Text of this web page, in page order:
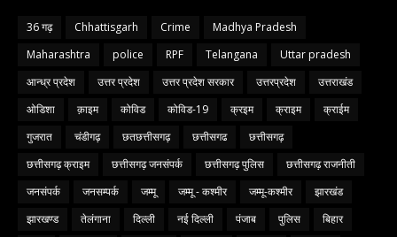
36 गढ़ Chhattisgarh Crime
Madhya Pradesh
Maharashtra
police RPF Telangana
Uttar pradesh
आन्ध्र प्रदेश
उत्तर प्रदेश उत्तर प्रदेश सरकार उत्तरप्रदेश
उत्तराखंड
ओडिशा
क़ाइम कोविड कोविड-19 क्रइम क्राइम
क्राईम
गुजरात
चंडीगढ़ छतछत्तीसगढ़ छत्तीसगढ
छत्तीसगढ़
छत्तीसगढ़ क्राइम
छत्तीसगढ़ जनसंपर्क छत्तीसगढ़ पुलिस
छत्तीसगढ़ राजनीती
जनसंपर्क
जनसम्पर्क जम्मू जम्मू - कश्मीर जम्मू-कश्मीर
झारखंड
झारखण्ड
तेलंगाना दिल्ली नई दिल्ली पंजाब पुलिस बिहार